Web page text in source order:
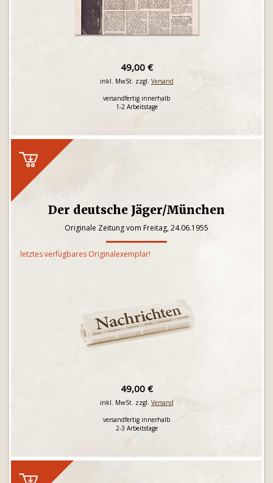
49,00 €
inkl. MwSt. zzgl. Versand
versandfertig innerhalb
1-2 Arbeitstage
Der deutsche Jäger/München
Originale Zeitung vom Freitag, 24.06.1955
letztes verfügbares Originalexemplar!
49,00 €
inkl. MwSt. zzgl. Versand
versandfertig innerhalb
2-3 Arbeitstage